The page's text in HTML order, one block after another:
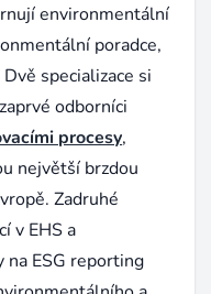
environmentální
poradce,
specializace si
odborníci
procesy,
největší brzdou
Zadruhé
v EHS a
na ESG reporting